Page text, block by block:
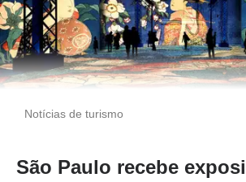
Notícias de turismo
São Paulo recebe